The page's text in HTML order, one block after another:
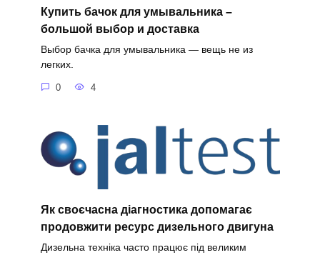
Купить бачок для умывальника –
большой выбор и доставка
Выбор бачка для умывальника — вещь не из
легких.
0 4
Як своєчасна діагностика допомагає
продовжити ресурс дизельного двигуна
Дизельна техніка часто працює під великим